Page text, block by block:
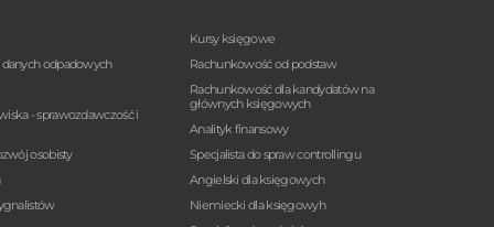
danych odpadowych
- sprawozdawczość i
osobisty
Kursy księgowe
Rachunkowość od podstaw
Rachunkowość dla kandydatów na
głównych księgowych
Analityk finansowy
Specjalista do spraw controllingu
Angielski dla księgowych
Niemiecki dla księgowyh